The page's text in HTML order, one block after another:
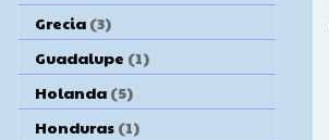
Grecia (3)
Guadalupe (1)
Holanda (5)
Honduras (1)